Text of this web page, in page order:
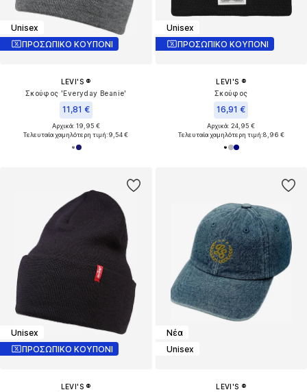
Unisex
ΠΡΟΣΩΠΙΚΟ ΚΟΥΠΟΝΙ
LEVI'S ®
Σκούφος 'Everyday Beanie'
11,81 €
Αρχικά: 19,95 €
Τελευταία χαμηλότερη τιμή:9,54 €
Unisex
ΠΡΟΣΩΠΙΚΟ ΚΟΥΠΟΝΙ
LEVI'S ®
Σκούφος
16,91 €
Αρχικά: 24,95 €
Τελευταία χαμηλότερη τιμή:8,96 €
Unisex
ΠΡΟΣΩΠΙΚΟ ΚΟΥΠΟΝΙ
LEVI'S ®
Νέα
Unisex
LEVI'S ®